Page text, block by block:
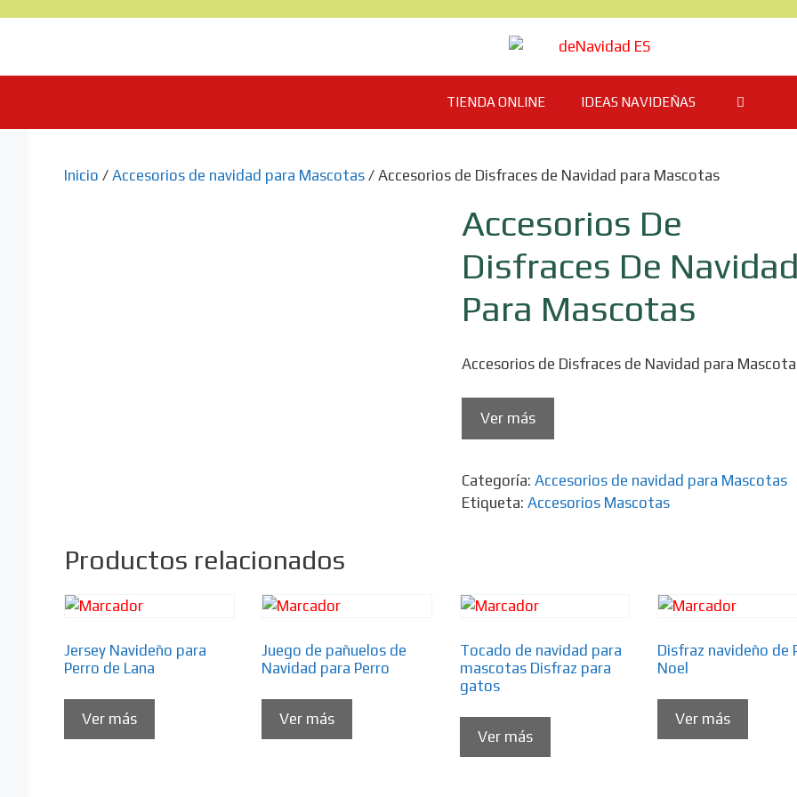
TIENDA ONLINE IDEAS NAVIDEÑAS
Inicio / Accesorios de navidad para Mascotas / Accesorios de Disfraces de Navidad para Mascotas
Accesorios De
Disfraces De
Para Mascotas
Accesorios de Disfraces de Navidad para
Ver más
Categoría:Accesorios de navidad para Mascotas
Etiqueta:Accesorios Mascotas
Productos relacionados
Jersey Navideño para
Perro de Lana
Ver más
Juego de pañuelos de
Navidad para Perro
Ver más
Tocado de navidad para
mascotas Disfraz para
gatos
Ver más
Disfraz navideño de
Noel
Ver más